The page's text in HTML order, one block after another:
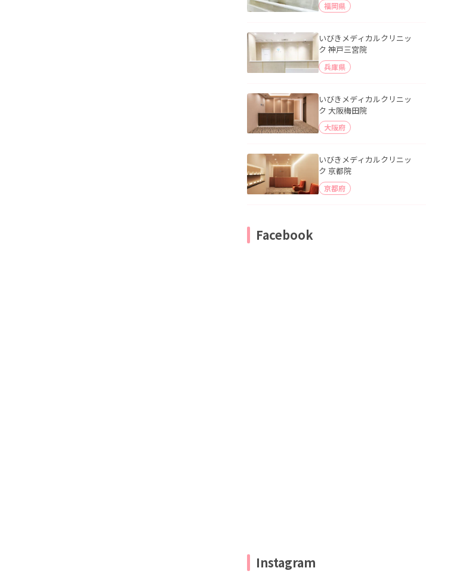
福岡県
いびきメディカルクリニッ
ク 神戸三宮院
兵庫県
いびきメディカルクリニッ
ク 大阪梅田院
大阪府
いびきメディカルクリニッ
ク 京都院
京都府
Facebook
Instagram